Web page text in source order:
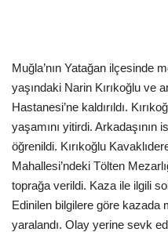
Ekonomi
Gündem
Dünya
Muğla’nın Yatağan ilçesinde
yaşındaki Narin Kırıkoğlu ve
Hastanesi’ne kaldırıldı.
yaşamını yitirdi. Arkadaşının
öğrenildi. Kırıkoğlu
Mahallesi’ndeki Tölten
toprağa verildi. Kaza ile ilgili
Edinilen bilgilere göre kazada
yaralandı. Olay yerine sevk